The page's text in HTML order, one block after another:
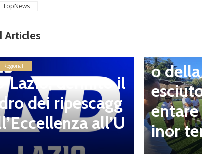
TopNews
Articles
Regionali
Lazio, definito il
dei ripescagg
all’U
o
inor